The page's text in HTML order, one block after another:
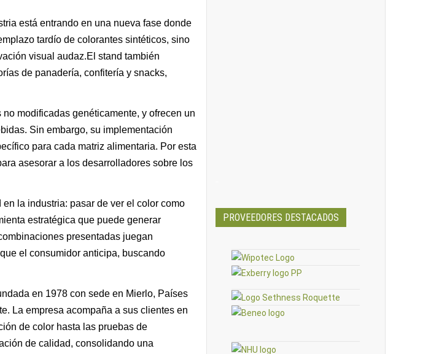
está entrando en una nueva fase donde
tardío de colorantes sintéticos, sino
visual audaz.El stand también
de panadería, confitería y snacks,
modificadas genéticamente, y ofrecen un
Sin embargo, su implementación
para cada matriz alimentaria. Por esta
asesorar a los desarrolladores sobre los
la industria: pasar de ver el color como
estratégica que puede generar
presentadas juegan
el consumidor anticipa, buscando
en 1978 con sede en Mierlo, Países
La empresa acompaña a sus clientes en
de color hasta las pruebas de
de calidad, consolidando una
PROVEEDORES DESTACADOS